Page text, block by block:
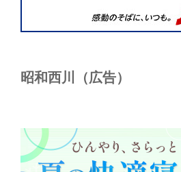
昭和西川（広告）